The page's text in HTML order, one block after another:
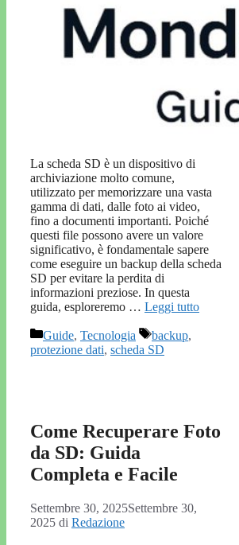
La scheda SD è un dispositivo di
archiviazione molto comune,
utilizzato per memorizzare una vasta
gamma di dati, dalle foto ai video,
fino a documenti importanti. Poiché
questi file possono avere un valore
significativo, è fondamentale sapere
come eseguire un backup della scheda
SD per evitare la perdita di
informazioni preziose. In questa
guida, esploreremo … Leggi tutto
Categorie
Guide, Tecnologia Tag
backup,
protezione dati, scheda SD
Come Recuperare Foto
da SD: Guida
Completa e Facile
Settembre 30, 2025Settembre 30,
2025 di Redazione